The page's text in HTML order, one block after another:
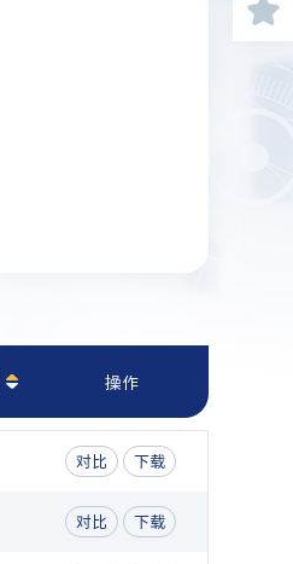
操作
对比 下载
对比 下载